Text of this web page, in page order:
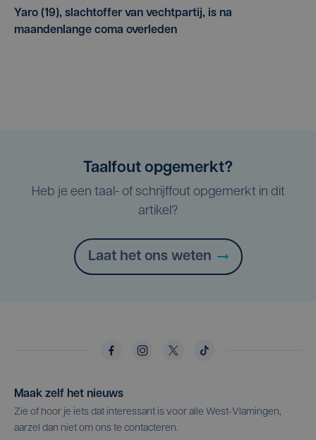
Yaro (19), slachtoffer van vechtpartij, is na
maandenlange coma overleden
Taalfout opgemerkt?
Heb je een taal- of schrijffout opgemerkt in dit
artikel?
Laat het ons weten
Maak zelf het nieuws
Zie of hoor je iets dat interessant is voor alle West-Vlamingen,
aarzel dan niet om ons te contacteren.